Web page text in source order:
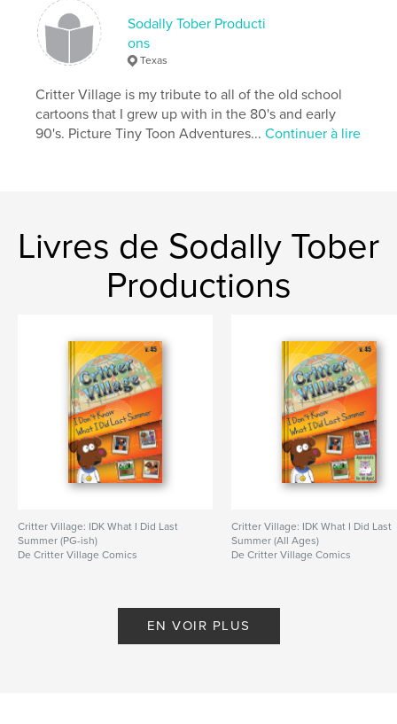
Mots-clés
#funnyanimals
Sodally Tober Producti
ons
Texas
Critter Village is my tribute to all of the old school
cartoons that I grew up with in the 80's and early
90's. Picture Tiny Toon Adventures...Continuer à lire
Livres de Sodally Tober
Productions
Critter Village: IDK What I Did Last
Summer (PG-ish)
De Critter Village Comics
Critter Village: IDK What I Did Last
Summer (All Ages)
De Critter Village Comics
EN VOIR PLUS